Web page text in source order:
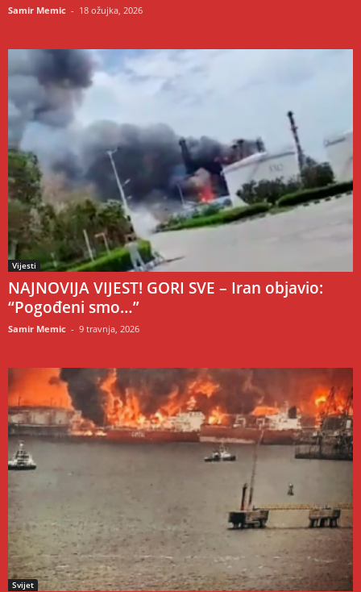
Samir Memic - 18 ožujka, 2026
Vijesti
NAJNOVIJA VIJEST! GORI SVE – Iran objavio:
“Pogođeni smo…”
Samir Memic - 9 travnja, 2026
Svijet